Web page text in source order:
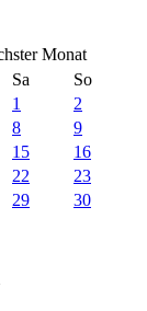
Sa
So
1
2
8
9
15
16
22
23
29
30